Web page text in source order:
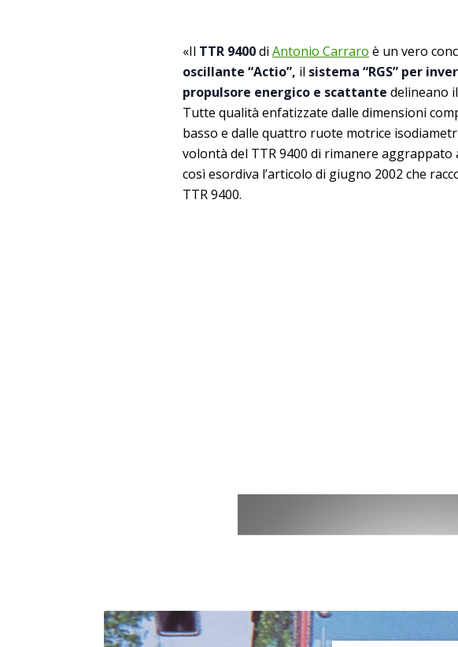
«Il TTR 9400di Antonio Carraro è un vero
oscillante “Actio”, il sistema “RGS” per
propulsore energico e scattante delineano
Tutte qualità enfatizzate dalle dimensioni
basso e dalle quattro ruote motrice
volontà del TTR 9400 di rimanere
così esordiva l’articolo di giugno 2002 che
TTR 9400.